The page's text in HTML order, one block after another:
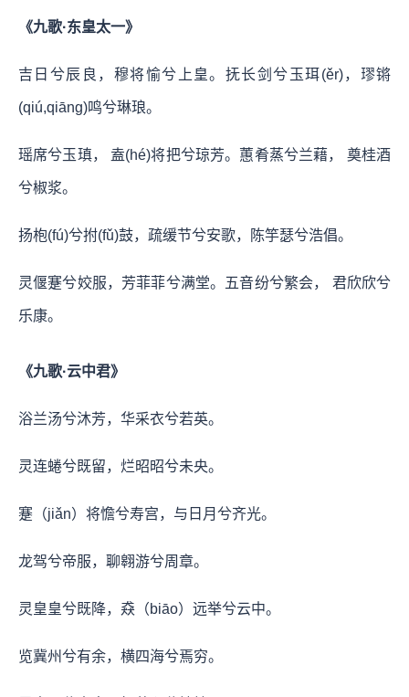
《九歌·东皇太一》
吉日兮辰良，穆将愉兮上皇。抚长剑兮玉珥(ěr)，璆锵
(qiú,qiāng)鸣兮琳琅。
瑶席兮玉瑱， 盍(hé)将把兮琼芳。蕙肴蒸兮兰藉， 奠桂酒
兮椒浆。
扬枹(fú)兮拊(fǔ)鼓，疏缓节兮安歌，陈竽瑟兮浩倡。
灵偃蹇兮姣服，芳菲菲兮满堂。五音纷兮繁会， 君欣欣兮
乐康。
《九歌·云中君》
浴兰汤兮沐芳，华采衣兮若英。
灵连蜷兮既留，烂昭昭兮未央。
蹇（jiǎn）将憺兮寿宫，与日月兮齐光。
龙驾兮帝服，聊翱游兮周章。
灵皇皇兮既降，猋（biāo）远举兮云中。
览冀州兮有余，横四海兮焉穷。